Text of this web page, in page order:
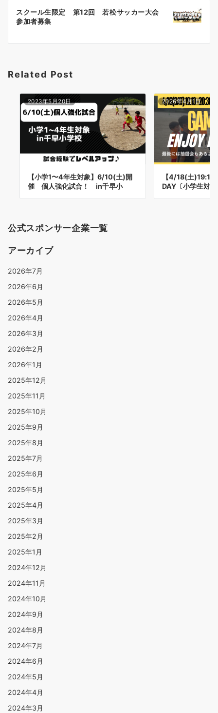
ゲ
ー
シ
ン
スクール生限定 第12回 若松サッカー大会
参加者募集
Related Post
2023年5月20日
【小学1〜4年生対象】6/10(土)開
催 個人強化試合！ in千早小
2026年4月1日
【4/18(土
DAY〔小学生対
公式スポンサー企業一覧
アーカイブ
2026年7月
2026年6月
2026年5月
2026年4月
2026年3月
2026年2月
2026年1月
2025年12月
2025年11月
2025年10月
2025年9月
2025年8月
2025年7月
2025年6月
2025年5月
2025年4月
2025年3月
2025年2月
2025年1月
2024年12月
2024年11月
2024年10月
2024年9月
2024年8月
2024年7月
2024年6月
2024年5月
2024年4月
2024年3月